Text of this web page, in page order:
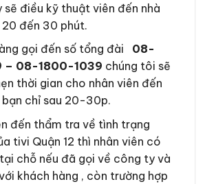
sẽ điều kỹ thuật viên đến nhà
20 đến 30 phút.
gọi đến số tổng đài 08-
– 08-1800-1039 chúng tôi sẽ
thời gian cho nhân viên đến
chỉ sau 20-30p.
đến thẩm tra về tình trạng
tivi Quận 12 thì nhân viên có
chỗ nếu đã gọi về công ty và
khách hàng , còn trường hợp